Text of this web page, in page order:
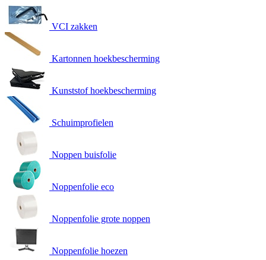
VCI zakken
Kartonnen hoekbescherming
Kunststof hoekbescherming
Schuimprofielen
Noppen buisfolie
Noppenfolie eco
Noppenfolie grote noppen
Noppenfolie hoezen